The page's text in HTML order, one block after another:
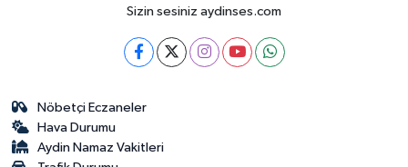
Sizin sesiniz aydinses.com
Nöbetçi Eczaneler
Hava Durumu
Aydin Namaz Vakitleri